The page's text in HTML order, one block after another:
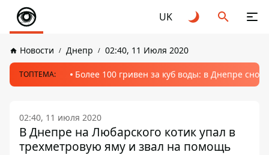
UK
Новости Днепр 02:40, 11 Июля 2020
ТОПТЕМА: Более 100 гривен за куб воды: в Днепре
02:40, 11 июля 2020
В Днепре на Любарского котик упал в
трехметровую яму и звал на помощь